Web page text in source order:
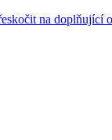
na doplňující